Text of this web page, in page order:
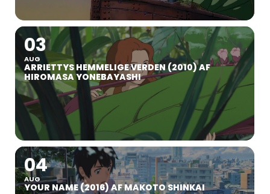
03
AUG
ARRIETTYS HEMMELIGE VERDEN (2010) AF
HIROMASA YONEBAYASHI
04
AUG
YOUR NAME (2016) AF MAKOTO SHINKAI